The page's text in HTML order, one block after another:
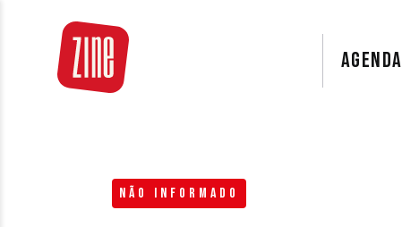
AGENDA
NÃO INFORMADO